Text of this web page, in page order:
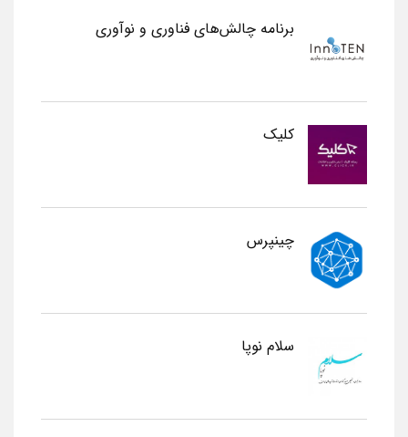
برنامه چالش‌های فناوری و نوآوری
کلیک
چینپرس
سلام نوپا